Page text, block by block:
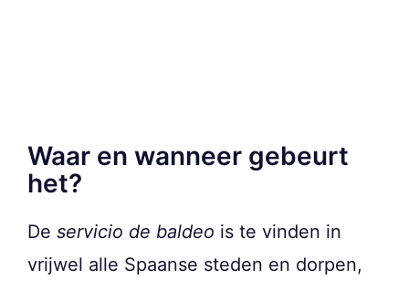
Waar en wanneer gebeurt
het?
De servicio de baldeo is te vinden in
vrijwel alle Spaanse steden en dorpen,